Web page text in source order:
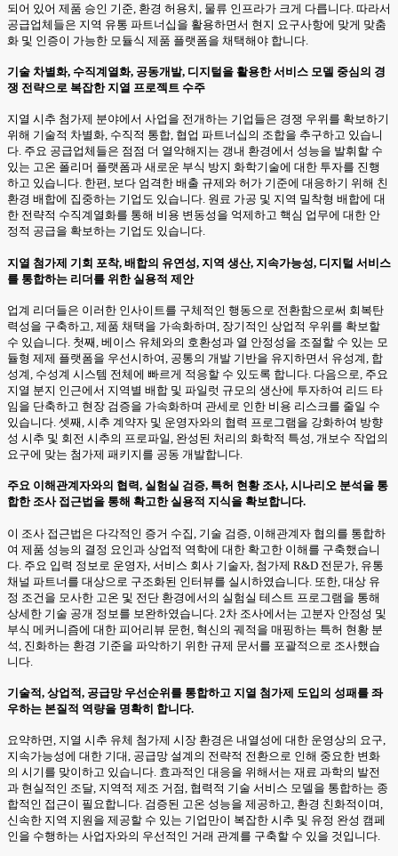
되어 있어 제품 승인 기준, 환경 허용치, 물류 인프라가 크게 다릅니다. 따라서
공급업체들은 지역 유통 파트너십을 활용하면서 현지 요구사항에 맞게 맞춤
화 및 인증이 가능한 모듈식 제품 플랫폼을 채택해야 합니다.
기술 차별화, 수직계열화, 공동개발, 디지털을 활용한 서비스 모델 중심의 경
쟁 전략으로 복잡한 지열 프로젝트 수주
지열 시추 첨가제 분야에서 사업을 전개하는 기업들은 경쟁 우위를 확보하기
위해 기술적 차별화, 수직적 통합, 협업 파트너십의 조합을 추구하고 있습니
다. 주요 공급업체들은 점점 더 열악해지는 갱내 환경에서 성능을 발휘할 수
있는 고온 폴리머 플랫폼과 새로운 부식 방지 화학기술에 대한 투자를 진행
하고 있습니다. 한편, 보다 엄격한 배출 규제와 허가 기준에 대응하기 위해 친
환경 배합에 집중하는 기업도 있습니다. 원료 가공 및 지역 밀착형 배합에 대
한 전략적 수직계열화를 통해 비용 변동성을 억제하고 핵심 업무에 대한 안
정적 공급을 확보하는 기업도 있습니다.
지열 첨가제 기회 포착, 배합의 유연성, 지역 생산, 지속가능성, 디지털 서비스
를 통합하는 리더를 위한 실용적 제안
업계 리더들은 이러한 인사이트를 구체적인 행동으로 전환함으로써 회복탄
력성을 구축하고, 제품 채택을 가속화하며, 장기적인 상업적 우위를 확보할
수 있습니다. 첫째, 베이스 유체와의 호환성과 열 안정성을 조절할 수 있는 모
듈형 제제 플랫폼을 우선시하여, 공통의 개발 기반을 유지하면서 유성계, 합
성계, 수성계 시스템 전체에 빠르게 적응할 수 있도록 합니다. 다음으로, 주요
지열 분지 인근에서 지역별 배합 및 파일럿 규모의 생산에 투자하여 리드 타
임을 단축하고 현장 검증을 가속화하며 관세로 인한 비용 리스크를 줄일 수
있습니다. 셋째, 시추 계약자 및 운영자와의 협력 프로그램을 강화하여 방향
성 시추 및 회전 시추의 프로파일, 완성된 처리의 화학적 특성, 개보수 작업의
요구에 맞는 첨가제 패키지를 공동 개발합니다.
주요 이해관계자와의 협력, 실험실 검증, 특허 현황 조사, 시나리오 분석을 통
합한 조사 접근법을 통해 확고한 실용적 지식을 확보합니다.
이 조사 접근법은 다각적인 증거 수집, 기술 검증, 이해관계자 협의를 통합하
여 제품 성능의 결정 요인과 상업적 역학에 대한 확고한 이해를 구축했습니
다. 주요 입력 정보로 운영자, 서비스 회사 기술자, 첨가제 R&D 전문가, 유통
채널 파트너를 대상으로 구조화된 인터뷰를 실시하였습니다. 또한, 대상 유
정 조건을 모사한 고온 및 전단 환경에서의 실험실 테스트 프로그램을 통해
상세한 기술 공개 정보를 보완하였습니다. 2차 조사에서는 고분자 안정성 및
부식 메커니즘에 대한 피어리뷰 문헌, 혁신의 궤적을 매핑하는 특허 현황 분
석, 진화하는 환경 기준을 파악하기 위한 규제 문서를 포괄적으로 조사했습
니다.
기술적, 상업적, 공급망 우선순위를 통합하고 지열 첨가제 도입의 성패를 좌
우하는 본질적 역량을 명확히 합니다.
요약하면, 지열 시추 유체 첨가제 시장 환경은 내열성에 대한 운영상의 요구,
지속가능성에 대한 기대, 공급망 설계의 전략적 전환으로 인해 중요한 변화
의 시기를 맞이하고 있습니다. 효과적인 대응을 위해서는 재료 과학의 발전
과 현실적인 조달, 지역적 제조 거점, 협력적 기술 서비스 모델을 통합하는 종
합적인 접근이 필요합니다. 검증된 고온 성능을 제공하고, 환경 친화적이며,
신속한 지역 지원을 제공할 수 있는 기업만이 복잡한 시추 및 유정 완성 캠페
인을 수행하는 사업자와의 우선적인 거래 관계를 구축할 수 있을 것입니다.